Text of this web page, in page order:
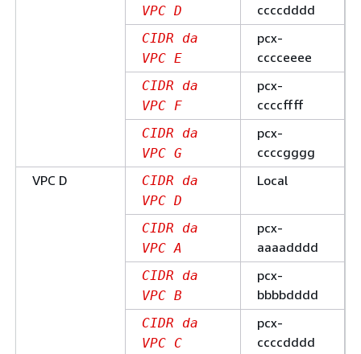
VPC D
ccccdddd
CIDR da
VPC E
pcx-
cccceeee
CIDR da
VPC F
pcx-
ccccffff
CIDR da
VPC G
pcx-
ccccgggg
VPC D
CIDR da
VPC D
Local
CIDR da
VPC A
pcx-
aaaadddd
CIDR da
VPC B
pcx-
bbbbdddd
CIDR da
VPC C
pcx-
ccccdddd